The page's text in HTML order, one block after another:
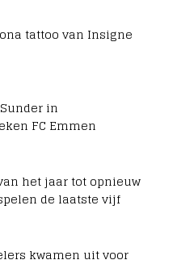
tattoo van Insigne
in
FC Emmen
het jaar tot opnieuw
de laatste vijf
kwamen uit voor